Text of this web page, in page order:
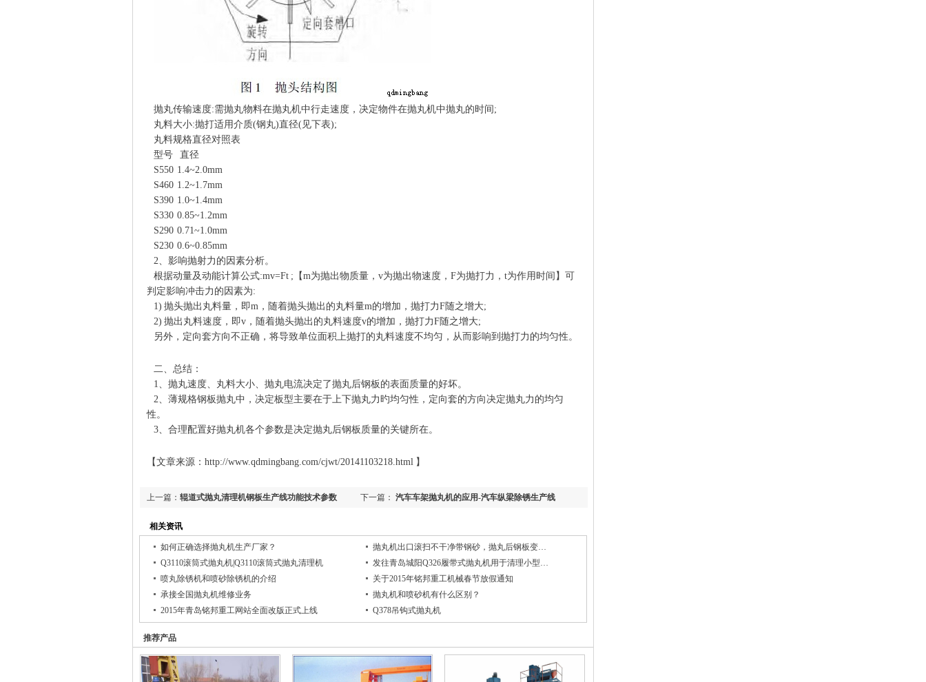
抛丸传输速度:需抛丸物料在抛丸机中行走速度，决定物件在抛丸机中抛丸的时间;
丸料大小:抛打适用介质(钢丸)直径(见下表);
丸料规格直径对照表
型号 直径
S550 1.4~2.0mm
S460 1.2~1.7mm
S390 1.0~1.4mm
S330 0.85~1.2mm
S290 0.71~1.0mm
S230 0.6~0.85mm
2、影响抛射力的因素分析。
根据动量及动能计算公式:mv=Ft ;【m为抛出物质量，v为抛出物速度，F为抛打力，t为作用时间】可
判定影响冲击力的因素为:
1) 抛头抛出丸料量，即m，随着抛头抛出的丸料量m的增加，抛打力F随之增大;
2) 抛出丸料速度，即v，随着抛头抛出的丸料速度v的增加，抛打力F随之增大;
另外，定向套方向不正确，将导致单位面积上抛打的丸料速度不均匀，从而影响到抛打力的均匀性。
二、总结：
1、抛丸速度、丸料大小、抛丸电流决定了抛丸后钢板的表面质量的好坏。
2、薄规格钢板抛丸中，决定板型主要在于上下抛丸力旳均匀性，定向套的方向决定抛丸力的均匀
性。
3、合理配置好抛丸机各个参数是决定抛丸后钢板质量的关键所在。
【文章来源：http://www.qdmingbang.com/cjwt/20141103218.html 】
下一篇： 汽车车架抛丸机的应用-汽车纵梁除锈生产线
上一篇： 辊道式抛丸清理机钢板生产线功能技术参数
相关资讯
如何正确选择抛丸机生产厂家？
抛丸机出口滚扫不干净带钢砂，抛丸后钢板变…
Q3110滚筒式抛丸机|Q3110滚筒式抛丸清理机
发往青岛城阳Q326履带式抛丸机用于清理小型…
喷丸除锈机和喷砂除锈机的介绍
关于2015年铭邦重工机械春节放假通知
承接全国抛丸机维修业务
抛丸机和喷砂机有什么区别？
2015年青岛铭邦重工网站全面改版正式上线
Q378吊钩式抛丸机
推荐产品